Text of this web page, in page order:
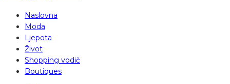
Naslovna
Moda
Ljepota
Život
Shopping vodič
Boutiques